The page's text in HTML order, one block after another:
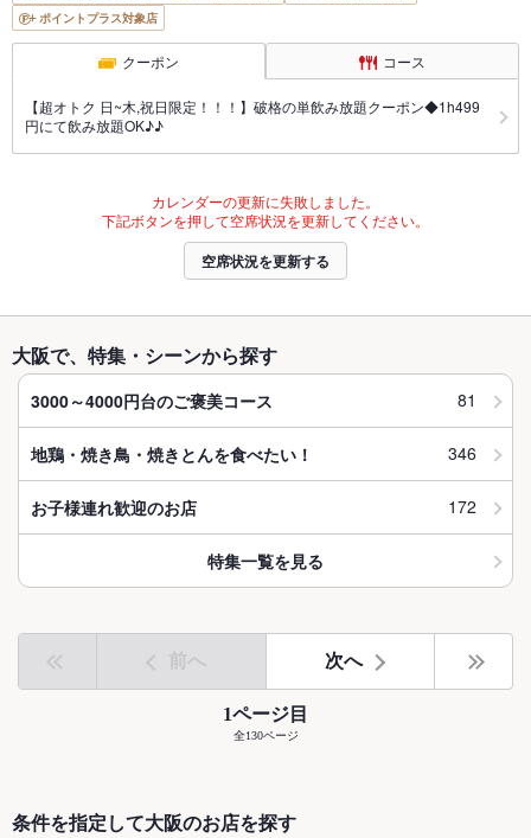
ポイントプラス対象店
クーポン コース
【超オトク 日~木,祝日限定！！！】破格の単飲み放題クーポン◆1h499
円にて飲み放題OK♪♪
カレンダーの更新に失敗しました。
下記ボタンを押して空席状況を更新してください。
空席状況を更新する
大阪で、特集・シーンから探す
3000～4000円台のご褒美コース 81
地鶏・焼き鳥・焼きとんを食べたい！ 346
お子様連れ歓迎のお店 172
特集一覧を見る
前へ 次へ
1ページ目
全130ページ
条件を指定して大阪のお店を探す